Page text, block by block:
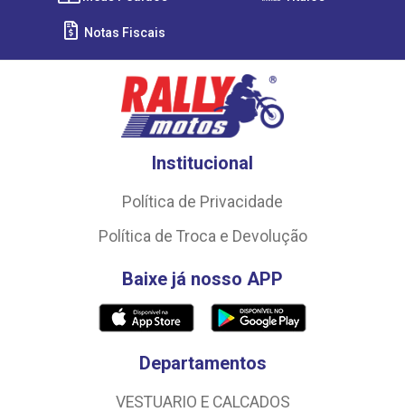
Notas Fiscais
Institucional
Política de Privacidade
Política de Troca e Devolução
Baixe já nosso APP
Departamentos
VESTUARIO E CALCADOS